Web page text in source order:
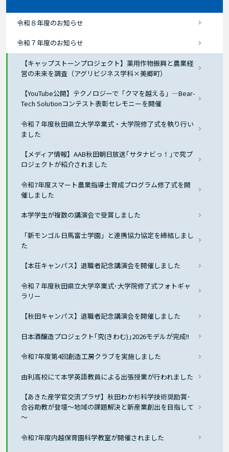
令和８年度のお知らせ
令和７年度のお知らせ
【キャップストーンプロジェクト】薬用作物振興と農業経
営の未来を調査（アグリビジネス学科×美郷町）
【YouTube公開】テクノロジーで「クマを越える」―Bear-
Tech Solutionコンテスト表彰セレモニーを開催
令和７年度秋田県立大学卒業式・大学院修了式を執り行い
ました
【メディア情報】AAB秋田朝日放送｢サタナビっ！｣で究プ
ロジェクトが紹介されました
令和7年度スマート農業指導士育成プログラム修了式を開
催しました
本学学生が複数の講演会で受賞しました
「新モンゴル日馬富士学園」と連携協力協定を締結しまし
た
【本荘キャンパス】退職者記念講演会を開催しました
令和７年度秋田県立大学卒業式･大学院修了式フォトギャ
ラリー
【秋田キャンパス】退職者記念講演会を開催しました
日本酒醸造プロジェクト｢究(きわむ)｣2026モデルが完成!!
令和7年度第4回創造工房クラブを実施しました
由利高校にて本学英語教員による出張授業が行われました
【あきた産学官交流プラザ】秋田わか杉科学技術奨励賞･
合谷助教が登壇～地域の課題解決と新産業創出を目指して
～
令和7年度内越保育園科学教室が開催されました